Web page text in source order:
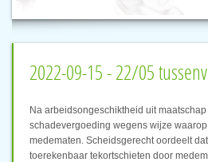
2022-09-15 - 22/05
Na arbeidsongeschiktheid uit
schadevergoeding wegens wijze
medematen. Scheidsgerecht oordeelt
toerekenbaar tekortschieten door